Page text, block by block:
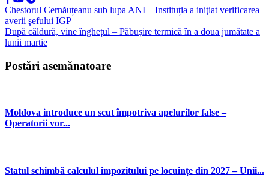
Chestorul Cernăuțeanu sub lupa ANI – Instituția a iniţiat verificarea
averii şefului IGP
După căldură, vine înghețul – Păbușire termică în a doua jumătate a
lunii martie
Postări asemănatoare
Moldova introduce un scut împotriva apelurilor false –
Operatorii vor...
Statul schimbă calculul impozitului pe locuințe din 2027 – Unii...